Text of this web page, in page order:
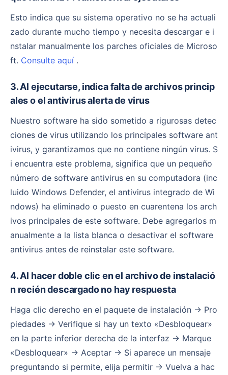
Esto indica que su sistema operativo no se ha actuali
zado durante mucho tiempo y necesita descargar e i
nstalar manualmente los parches oficiales de Microso
ft. Consulte aquí .
3. Al ejecutarse, indica falta de archivos princip
ales o el antivirus alerta de virus
Nuestro software ha sido sometido a rigurosas detec
ciones de virus utilizando los principales software ant
ivirus, y garantizamos que no contiene ningún virus. S
i encuentra este problema, significa que un pequeño
número de software antivirus en su computadora (inc
luido Windows Defender, el antivirus integrado de Wi
ndows) ha eliminado o puesto en cuarentena los arch
ivos principales de este software. Debe agregarlos m
anualmente a la lista blanca o desactivar el software
antivirus antes de reinstalar este software.
4. Al hacer doble clic en el archivo de instalació
n recién descargado no hay respuesta
Haga clic derecho en el paquete de instalación → Pro
piedades → Verifique si hay un texto «Desbloquear»
en la parte inferior derecha de la interfaz → Marque
«Desbloquear» → Aceptar → Si aparece un mensaje
preguntando si permite, elija permitir → Vuelva a hac